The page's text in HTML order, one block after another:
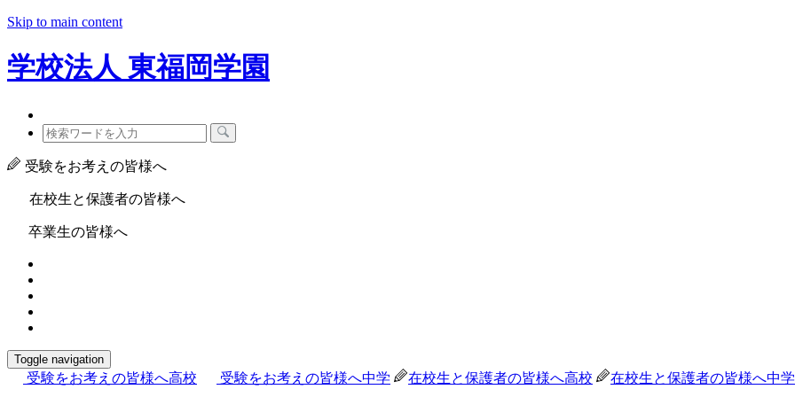
Skip to main content
学校法人 東福岡学園
受験をお考えの皆様へ
在校生と保護者の皆様へ
卒業生の皆様へ
Toggle navigation
受験をお考えの皆様へ高校 受験をお考えの皆様へ中学 在校生と保護者の皆様へ高校 在校生と保護者の皆様へ中学